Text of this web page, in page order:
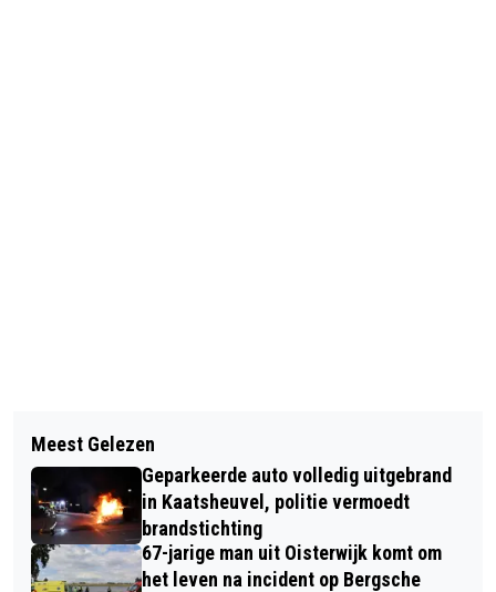
PRIJZEN POSTCODELOTERIJ
GEMEENTE LOON OP ZAND FEBRUARI
2023
LAATSTE WINTERSERIE
WANDELTOCHT WSV HART VAN
BRABANT 2022-2023
Meest Gelezen
Geparkeerde auto volledig uitgebrand
in Kaatsheuvel, politie vermoedt
brandstichting
67-jarige man uit Oisterwijk komt om
het leven na incident op Bergsche